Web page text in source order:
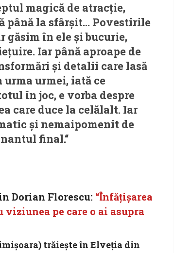
magică de atracție,
până la sfârșit… Povestirile
găsim în ele și bucurie,
Iar până aproape de
și detalii care lasă
urmei, iată ce
în joc, e vorba despre
care duce la celălalt. Iar
și nemaipomenit de
final.“
Dorian Florescu: “Înfăţişarea
viziunea pe care o ai asupra
trăiește în Elveția din